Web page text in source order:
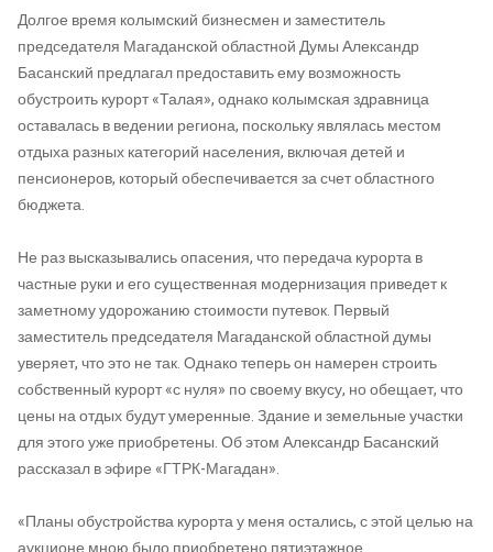
Долгое время колымский бизнесмен и заместитель
председателя Магаданской областной Думы Александр
Басанский предлагал предоставить ему возможность
обустроить курорт «Талая», однако колымская здравница
оставалась в ведении региона, поскольку являлась местом
отдыха разных категорий населения, включая детей и
пенсионеров, который обеспечивается за счет областного
бюджета.
Не раз высказывались опасения, что передача курорта в
частные руки и его существенная модернизация приведет к
заметному удорожанию стоимости путевок. Первый
заместитель председателя Магаданской областной думы
уверяет, что это не так. Однако теперь он намерен строить
собственный курорт «с нуля» по своему вкусу, но обещает, что
цены на отдых будут умеренные. Здание и земельные участки
для этого уже приобретены. Об этом Александр Басанский
рассказал в эфире «ГТРК-Магадан».
«Планы обустройства курорта у меня остались, с этой целью на